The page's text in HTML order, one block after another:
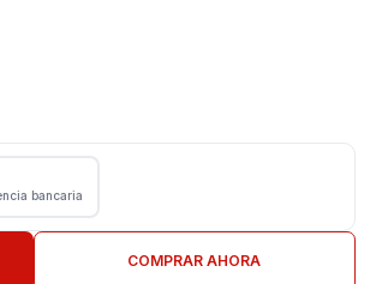
bancaria
COMPRAR AHORA